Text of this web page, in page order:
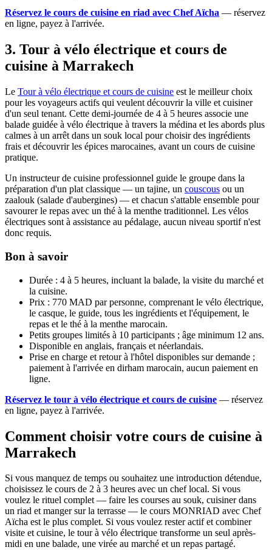
Réservez le cours de cuisine en riad avec Chef Aïcha — réservez
en ligne, payez à l'arrivée.
3. Tour à vélo électrique et cours de
cuisine à Marrakech
Le Tour à vélo électrique et cours de cuisine est le meilleur choix
pour les voyageurs actifs qui veulent découvrir la ville et cuisiner
d'un seul tenant. Cette demi-journée de 4 à 5 heures associe une
balade guidée à vélo électrique à travers la médina et les abords plus
calmes à un arrêt dans un souk local pour choisir des ingrédients
frais et découvrir les épices marocaines, avant un cours de cuisine
pratique.
Un instructeur de cuisine professionnel guide le groupe dans la
préparation d'un plat classique — un tajine, un couscous ou un
zaalouk (salade d'aubergines) — et chacun s'attable ensemble pour
savourer le repas avec un thé à la menthe traditionnel. Les vélos
électriques sont à assistance au pédalage, aucun niveau sportif n'est
donc requis.
Bon à savoir
Durée : 4 à 5 heures, incluant la balade, la visite du marché et
la cuisine.
Prix : 770 MAD par personne, comprenant le vélo électrique,
le casque, le guide, tous les ingrédients et l'équipement, le
repas et le thé à la menthe marocain.
Petits groupes limités à 10 participants ; âge minimum 12 ans.
Disponible en anglais, français et néerlandais.
Prise en charge et retour à l'hôtel disponibles sur demande ;
paiement à l'arrivée en dirham marocain, aucun paiement en
ligne.
Réservez le tour à vélo électrique et cours de cuisine — réservez
en ligne, payez à l'arrivée.
Comment choisir votre cours de cuisine à
Marrakech
Si vous manquez de temps ou souhaitez une introduction détendue,
choisissez le cours de 2 à 3 heures avec un chef local. Si vous
voulez le rituel complet — faire les courses au souk, cuisiner dans
un riad et manger sur la terrasse — le cours MONRIAD avec Chef
Aïcha est le plus complet. Si vous voulez rester actif et combiner
visite et cuisine, le tour à vélo électrique transforme un seul après-
midi en une balade, une virée au marché et un repas partagé.